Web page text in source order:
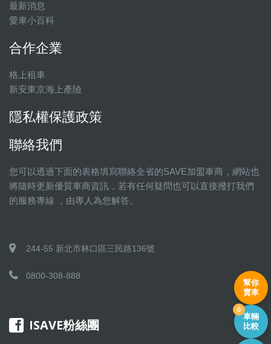
最新消息
愛車小百科
合作企業
格上租車
新安東京海上產險
隱私權保護政策
聯絡我們
您可以透過下面的表格填寫聯絡全省的SAVE加盟車商，網站也
將隨時更新優質車商資訊，若有任何疑問也可以直接撥打我們
的服務專線 ，由專人為您解答。
244-55 新北市林口區三民路136號
0800-308-888
ISAVE粉絲團
幫你
賣車
車輛
比較
0